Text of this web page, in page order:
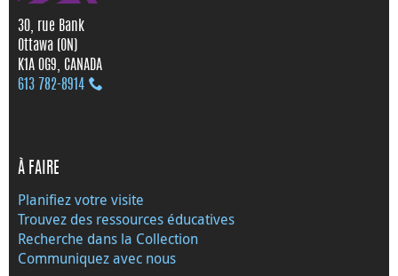
30, rue Bank
Ottawa (ON)
K1A 0G9, CANADA
613 782‑8914
À FAIRE
Planifiez votre visite
Trouvez des ressources éducatives
Recherche dans la Collection
Communiquez avec nous